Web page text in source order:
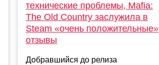
технические проблемы, Mafia:
The Old Country заслужила в
Steam «очень положительные»
отзывы
Добравшийся до релиза